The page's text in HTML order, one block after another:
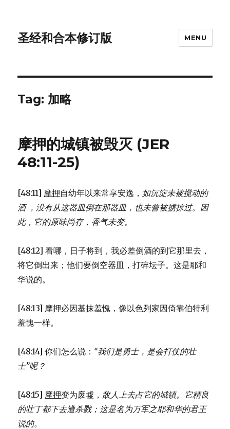
圣经和合本修订版 MENU
Tag: 加略
摩押的城镇被毁灭 (JER
48:11-25)
[48:11] 摩押自幼年以来常享安逸， 如沉淀未被搅动的
酒 ， 没有从这器皿倒在那器皿， 也未曾被掳掠过。 因
此，它的原味尚存， 香气未变。
[48:12] 看哪，日子将到，我必差倒酒的到它那里去，
将它倒出来；他们要倒空器皿，打碎坛子。这是耶和
华说的。
[48:13] 摩押必因基抹羞愧，像以色列家因倚靠伯特利
羞愧一样。
[48:14] 你们怎么说： “我们是勇士，是会打仗的壮
士”呢？
[48:15] 摩押变为废墟， 敌人上去占它的城镇。 它精良
的壮丁都下去遭杀戮； 这是名为万军之耶和华的君王
说的。